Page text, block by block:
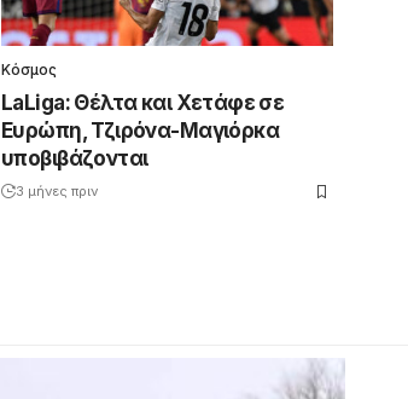
Κόσμος
LaLiga: Θέλτα και Χετάφε σε
Ευρώπη, Τζιρόνα-Μαγιόρκα
υποβιβάζονται
3 μήνες πριν